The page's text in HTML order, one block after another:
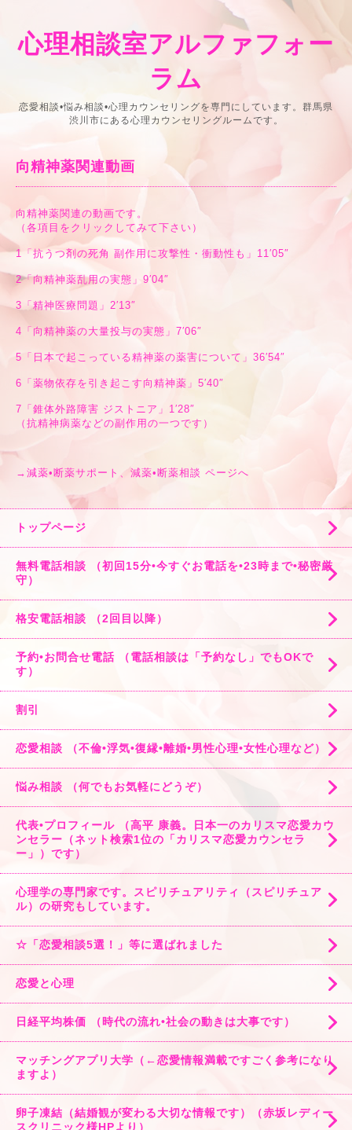
心理相談室アルファフォー
ラム
恋愛相談•悩み相談•心理カウンセリングを専門にしています。群馬県
渋川市にある心理カウンセリングルームです。
向精神薬関連動画
向精神薬関連の動画です。
（各項目をクリックしてみて下さい）
1 「抗うつ剤の死角 副作用に攻撃性・衝動性も」11′05″
2「向精神薬乱用の実態」9′04″
3 「精神医療問題」2′13″
4 「向精神薬の大量投与の実態」7′06″
5 「日本で起こっている精神薬の薬害について」36′54″
6 「薬物依存を引き起こす向精神薬」5′40″
7 「錐体外路障害 ジストニア」1′28″
（抗精神病薬などの副作用の一つです）
→ 減薬•断薬サポート、減薬•断薬相談 ページへ
トップページ
無料電話相談 （初回15分•今すぐお電話を•23時まで•秘密厳
守）
格安電話相談 （2回目以降）
予約•お問合せ電話 （電話相談は「予約なし」でもOKで
す）
割引
恋愛相談 （不倫•浮気•復縁•離婚•男性心理•女性心理など）
悩み相談 （何でもお気軽にどうぞ）
代表•プロフィール （高平 康義。日本一のカリスマ恋愛カウ
ンセラー（ネット検索1位の「カリスマ恋愛カウンセラ
ー」）です）
心理学の専門家です。スピリチュアリティ（スピリチュア
ル）の研究もしています。
☆「恋愛相談5選！」等に選ばれました
恋愛と心理
日経平均株価 （時代の流れ•社会の動きは大事です）
マッチングアプリ大学（←恋愛情報満載ですごく参考になり
ますよ）
卵子凍結（結婚観が変わる大切な情報です）（赤坂レディー
スクリニック様HPより）